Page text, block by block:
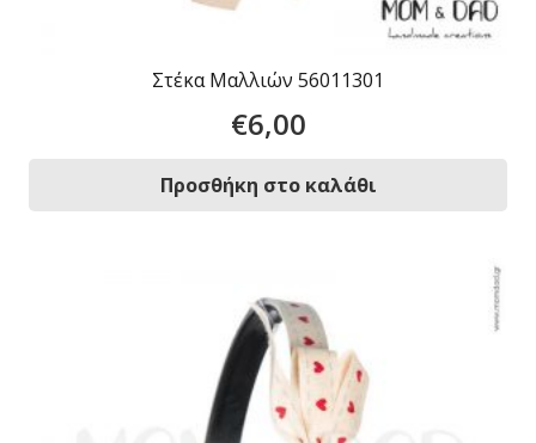
Στέκα Μαλλιών 56011301
€6,00
Προσθήκη στο καλάθι